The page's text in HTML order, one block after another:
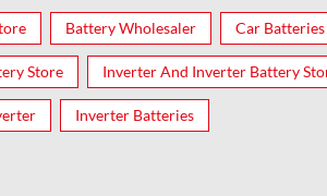
Battery Wholesaler Car Batteries
Store Inverter And Inverter Battery
Inverter Batteries